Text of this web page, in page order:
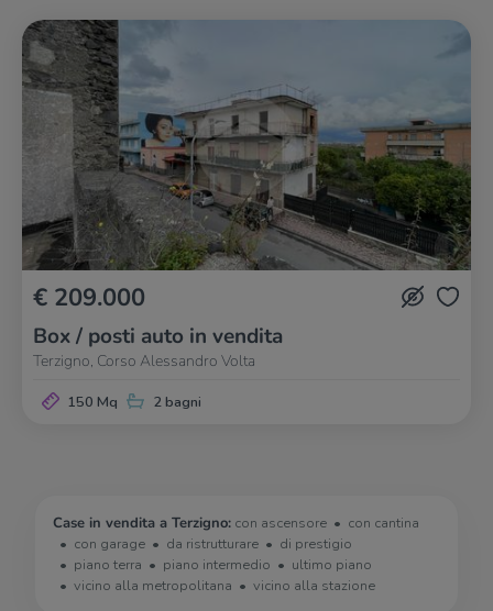
€ 209.000
Box / posti auto in vendita
Terzigno, Corso Alessandro Volta
150 Mq 2 bagni
Case in vendita a Terzigno: con ascensore
con cantina
con garage
da ristrutturare
di prestigio
piano terra
piano intermedio
ultimo piano
vicino alla metropolitana
vicino alla stazione